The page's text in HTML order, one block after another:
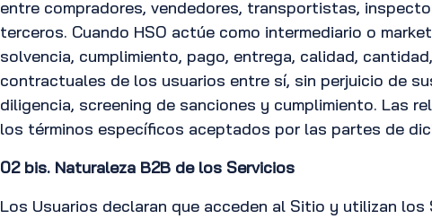
entre compradores, vendedores, transportistas,
terceros. Cuando HSO actúe como intermediario o
solvencia, cumplimiento, pago, entrega, calidad,
contractuales de los usuarios entre sí, sin perjuicio de
diligencia, screening de sanciones y cumplimiento. Las
los términos específicos aceptados por las partes de
02 bis. Naturaleza B2B de los Servicios
Los Usuarios declaran que acceden al Sitio y utilizan